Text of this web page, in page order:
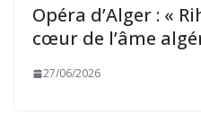
Opéra d’Alger : «
cœur de l’âme
27/06/2026